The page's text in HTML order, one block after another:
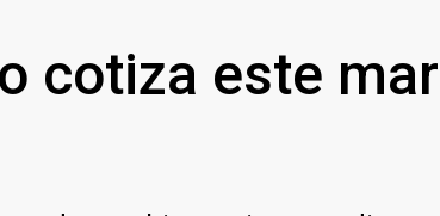
cotiza este